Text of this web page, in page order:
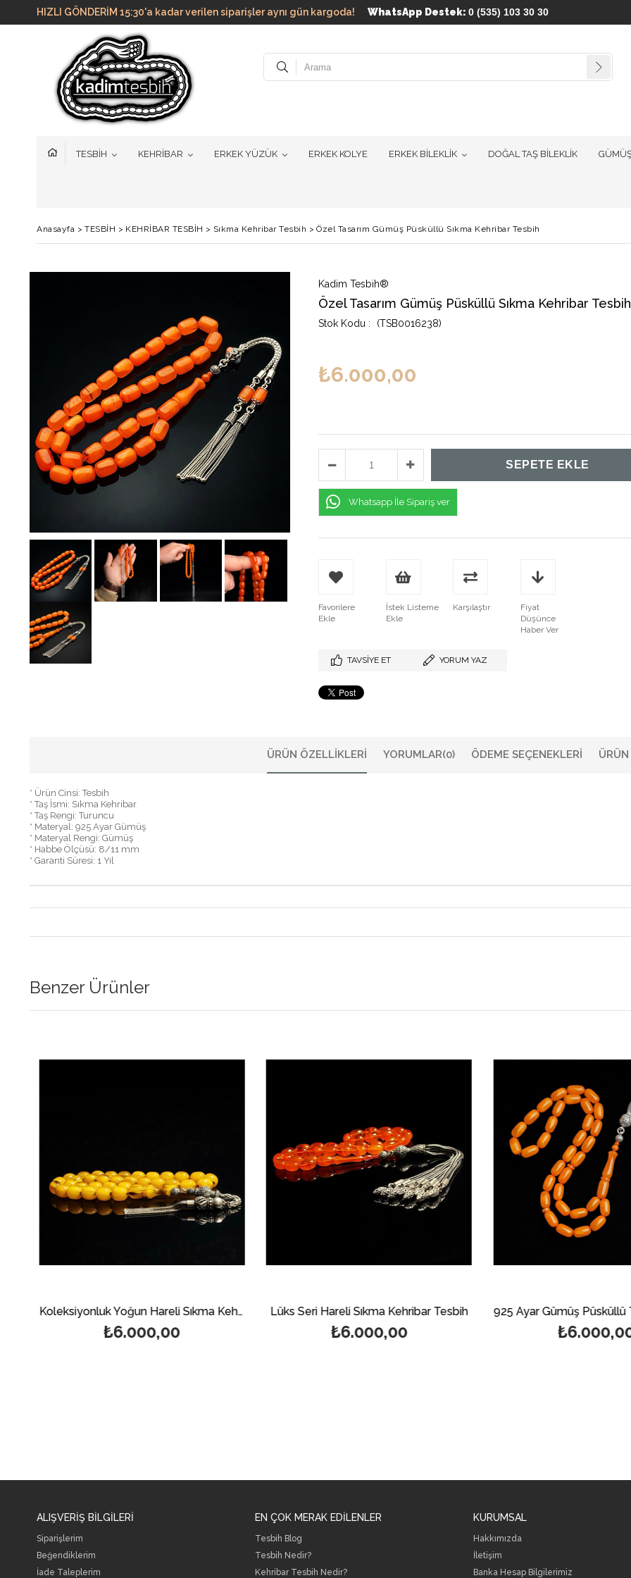
HIZLI GÖNDERİM 15:30'a kadar verilen siparişler aynı gün kargoda! WhatsApp Destek: 0 (535) 103 30 30
TESBİH KEHRİBAR ERKEK YÜZÜK ERKEK KOLYE ERKEK BİLEKLİK DOĞAL TAŞ BİLEKLİK
Anasayfa > TESBİH > KEHRİBAR TESBİH > Sıkma Kehribar Tesbih > Özel Tasarım Gümüş Püsküllü Sıkma Kehribar Tesbih
Kadim Tesbih®
Özel Tasarım Gümüş Püsküllü Sıkma Kehribar Tesbih
(TSB0016238)
₺6.000,00
Whatsapp İle Sipariş ver
Favorilere
Ekle
İstek Listeme
Ekle
Karşılaştır
Fiyat
Düşünce
Haber Ver
TAVSIYE ET YORUM YAZ
ÜRÜN ÖZELLIKLERI YORUMLAR(0) ÖDEME SEÇENEKLERI
* Ürün Cinsi: Tesbih
* Taş İsmi: Sıkma Kehribar
* Taş Rengi: Turuncu
* Materyal: 925 Ayar Gümüş
* Materyal Rengi: Gümüş
* Habbe Ölçüsü: 8/11 mm
* Garanti Süresi: 1 Yıl
Benzer Ürünler
Koleksiyonluk Yoğun Hareli Sıkma Kehribar Tesbih
₺6.000,00
Lüks Seri Hareli Sıkma Kehribar Tesbih
₺6.000,00 ₺6.000,00
ALIŞVERİŞ BİLGİLERİ
Siparişlerim
Beğendiklerim
İade Taleplerim
EN ÇOK MERAK EDİLENLER
Tesbih Blog
Tesbih Nedir?
Kehribar Tesbih Nedir?
KURUMSAL
Hakkımızda
İletişim
Banka Hesap Bilgilerimiz